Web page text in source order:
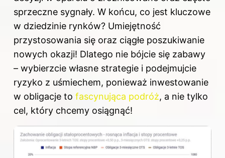
sprzeczne sygnały. W końcu, co jest kluczowe
w dziedzinie rynków? Umiejętność
przystosowania się oraz ciągłe poszukiwanie
nowych okazji! Dlatego nie bójcie się zabawy
– wybierzcie własne strategie i podejmujcie
ryzyko z uśmiechem, ponieważ inwestowanie
w obligacje to fascynująca podróż, a nie tylko
cel, który chcemy osiągnąć!